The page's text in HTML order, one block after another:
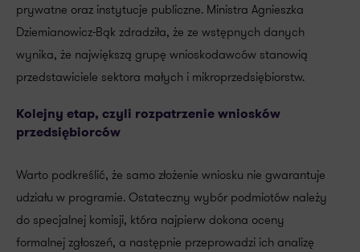
prywatne oraz instytucje publiczne. Ministra Agnieszka
Dziemianowicz-Bąk zdradziła, że ze wstępnych danych
wynika, że największą grupę wnioskodawców stanowią
przedstawiciele sektora małych i mikroprzedsiębiorstw.
Kolejny etap, czyli rozpatrzenie wniosków
przedsiębiorców
Warto podkreślić, że samo złożenie wniosku nie gwarantuje
udziału w programie. Ostateczny wybór podmiotów należy
do specjalnej komisji, która najpierw dokona oceny
formalnej zgłoszeń, a następnie przeprowadzi ich analizę